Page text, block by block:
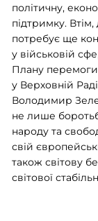
політичну,
підтримку.
потребує ще
у військовій
Плану
у Верховній
Володимир
не лише
народу та
свій
також світову
світової